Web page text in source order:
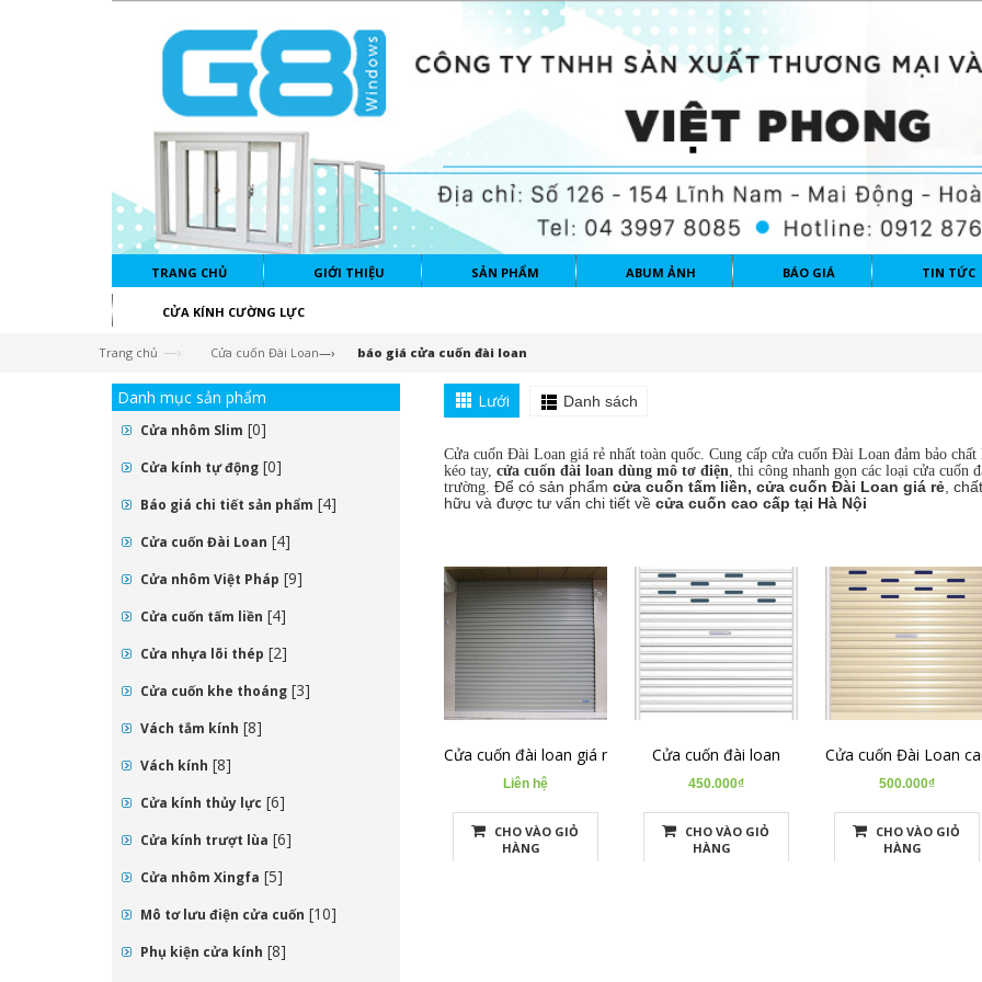
TRANG CHỦ GIỚI THIỆU SẢN PHẨM ABUM ẢNH BÁO GIÁ TIN TỨC
CỬA KÍNH CƯỜNG LỰC
Trang chủ —› Cửa cuốn Đài Loan—› báo giá cửa cuốn đài loan
Danh mục sản phẩm
Cửa nhôm Slim [0]
Cửa kính tự động [0]
Báo giá chi tiết sản phẩm [4]
Cửa cuốn Đài Loan [4]
Cửa nhôm Việt Pháp [9]
Cửa cuốn tấm liền [4]
Cửa nhựa lõi thép [2]
Cửa cuốn khe thoáng [3]
Vách tắm kính [8]
Vách kính [8]
Cửa kính thủy lực [6]
Cửa kính trượt lùa [6]
Cửa nhôm Xingfa [5]
Mô tơ lưu điện cửa cuốn [10]
Phụ kiện cửa kính [8]
Lưới Danh sách
Cửa cuốn Đài Loan giá rẻ nhất toàn quốc. Cung cấp cửa cuốn Đài Loan đảm bảo
kéo tay, cửa cuốn đài loan dùng mô tơ điện, thi công nhanh gọn các loại cửa cuốn
trường. Để có sản phẩm cửa cuốn tấm liền, cửa cuốn Đài Loan giá rẻ,
hữu và được tư vấn chi tiết về cửa cuốn cao cấp tại Hà Nội
Cửa cuốn đài loan giá rẻ
Liên hệ
CHO VÀO GIỎ
HÀNG
Cửa cuốn đài loan
450.000₫
CHO VÀO GIỎ
HÀNG
Cửa cuốn Đài Loan
500.000₫
CHO VÀO GIỎ
HÀNG